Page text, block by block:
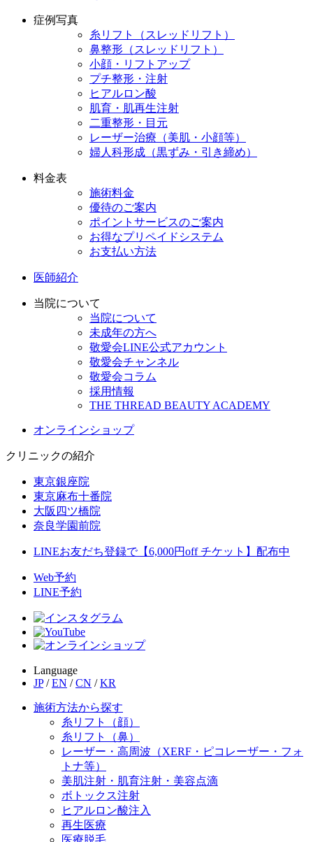
症例写真
糸リフト（スレッドリフト）
鼻整形（スレッドリフト）
小顔・リフトアップ
プチ整形・注射
ヒアルロン酸
肌育・肌再生注射
二重整形・目元
レーザー治療（美肌・小顔等）
婦人科形成（黒ずみ・引き締め）
料金表
施術料金
優待のご案内
ポイントサービスのご案内
お得なプリペイドシステム
お支払い方法
医師紹介
当院について
当院について
未成年の方へ
敬愛会LINE公式アカウント
敬愛会チャンネル
敬愛会コラム
採用情報
THE THREAD BEAUTY ACADEMY
オンラインショップ
クリニックの紹介
東京銀座院
東京麻布十番院
大阪四ツ橋院
奈良学園前院
LINEお友だち登録で【6,000円off チケット】配布中
Web予約
LINE予約
Language
JP / EN / CN / KR
施術方法から探す
糸リフト（顔）
糸リフト（鼻）
レーザー・高周波（XERF・ピコレーザー・フォ
トナ等）
美肌注射・肌育注射・美容点滴
ボトックス注射
ヒアルロン酸注入
再生医療
医療脱毛